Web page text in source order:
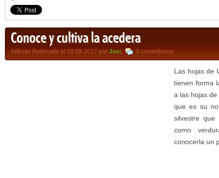
Conoce y cultiva la acedera
Artículo Publicado el 20.09.2017 por Javi, 0 comentarios
Las hojas de
tienen forma
a las hojas
que es su
silvestre que
como
conocerla un